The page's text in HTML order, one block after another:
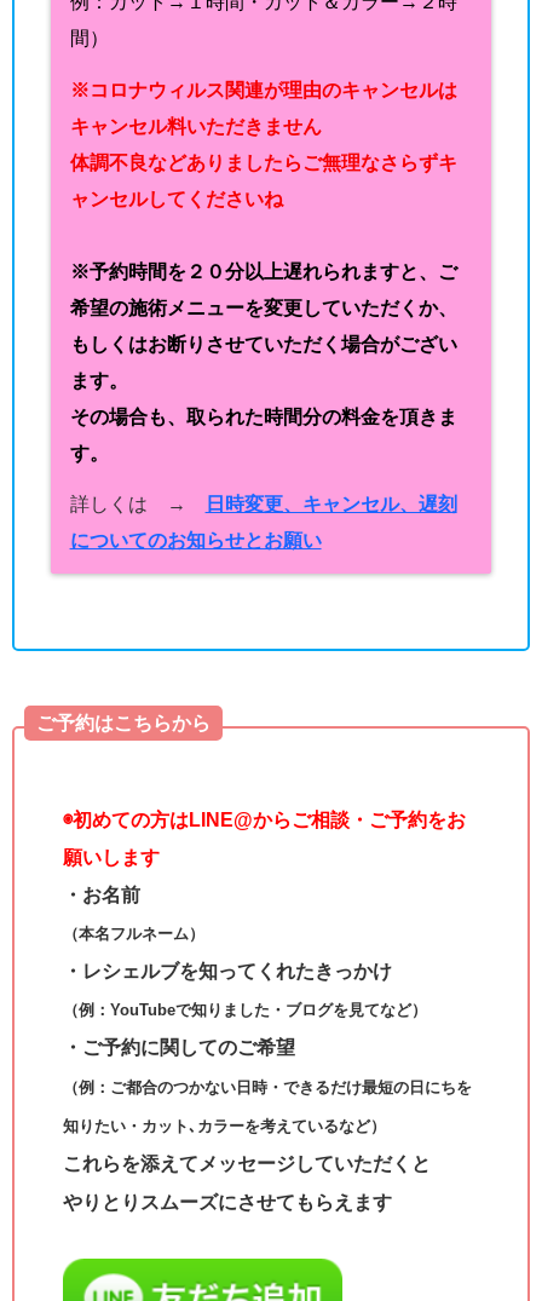
間）
※コロナウィルス関連が理由のキャンセルは
キャンセル料いただきません
体調不良などありましたらご無理なさらずキ
ャンセルしてくださいね
※予約時間を２０分以上遅れられますと、ご
希望の施術メニューを変更していただくか、
もしくはお断りさせていただく場合がござい
ます。
その場合も、取られた時間分の料金を頂きま
す。
詳しくは →
日時変更、キャンセル、遅刻
についてのお知らせとお願い
ご予約はこちらから
◉初めての方はLINE@からご相談・ご予約をお
願いします
・お名前
（本名フルネーム）
・レシェルブを知ってくれたきっかけ
（例：YouTubeで知りました・ブログを見てなど）
・ご予約に関してのご希望
（例：ご都合のつかない日時・できるだけ最短の日にちを
知りたい・カット､カラーを考えているなど）
これらを添えてメッセージしていただくと
やりとりスムーズにさせてもらえます